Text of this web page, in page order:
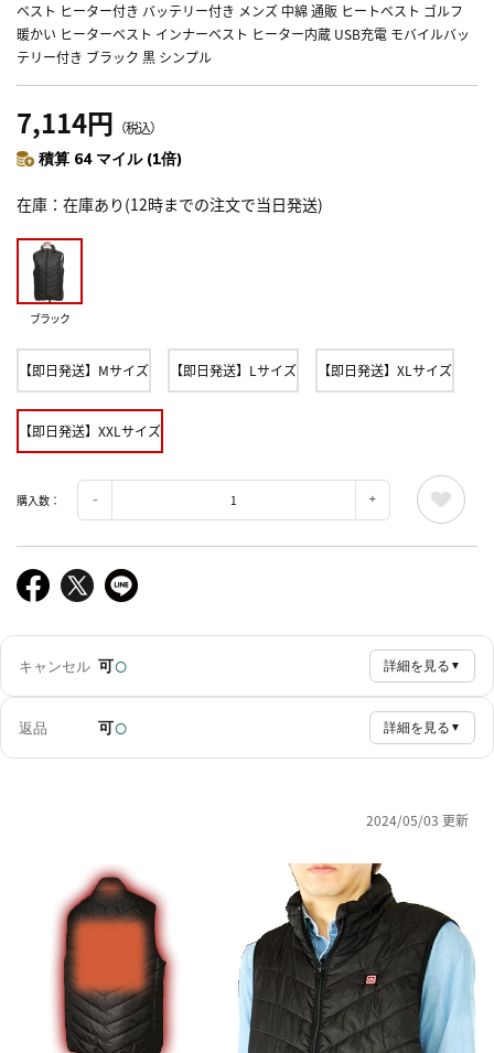
ベスト ヒーター付き バッテリー付き メンズ 中綿 通販 ヒートベスト ゴルフ
暖かい ヒーターベスト インナーベスト ヒーター内蔵 USB充電 モバイルバッ
テリー付き ブラック 黒 シンプル
7,114円 （税込）
積算 64 マイル (1倍)
在庫 在庫あり(12時までの注文で当日発送)
ブラック
【即日発送】Mサイズ 【即日発送】Lサイズ 【即日発送】XLサイズ
【即日発送】XXLサイズ
購入数：
キャンセル 可○ 詳細を見る ▼
返品 可○ 詳細を見る ▼
2024/05/03 更新